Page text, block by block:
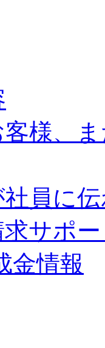
様、
員に
サポ
金情報